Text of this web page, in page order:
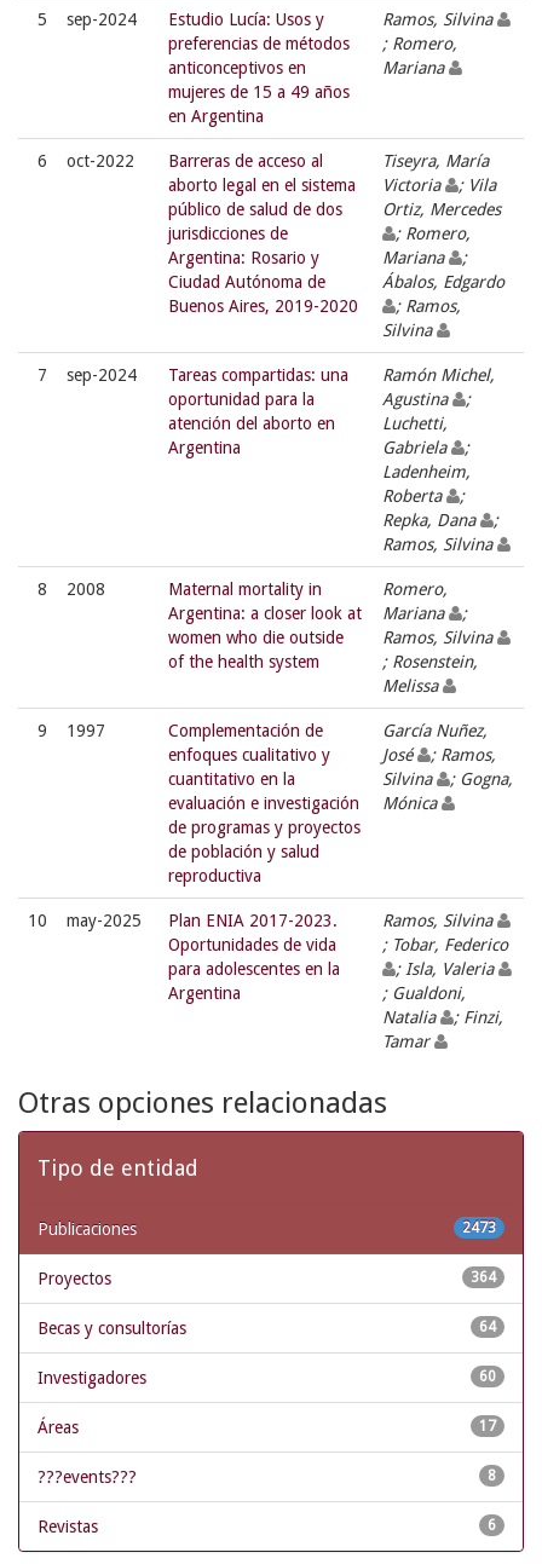
5 sep-2024
Estudio Lucía: Usos y
preferencias de métodos
anticonceptivos en
mujeres de 15 a 49 años
en Argentina
Ramos, Silvina
; Romero,
Mariana
6 oct-2022
Barreras de acceso al
aborto legal en el sistema
público de salud de dos
jurisdicciones de
Argentina: Rosario y
Ciudad Autónoma de
Buenos Aires, 2019-2020
Tiseyra, María
Victoria
; Vila
Ortiz, Mercedes
; Romero,
Mariana
;
Ábalos, Edgardo
; Ramos,
Silvina
7 sep-2024
Tareas compartidas: una
oportunidad para la
atención del aborto en
Argentina
Ramón Michel,
Agustina
;
Luchetti,
Gabriela
;
Ladenheim,
Roberta
;
Repka, Dana
;
Ramos, Silvina
8 2008
Maternal mortality in
Argentina: a closer look at
women who die outside
of the health system
Romero,
Mariana
;
Ramos, Silvina
; Rosenstein,
Melissa
9 1997
Complementación de
enfoques cualitativo y
cuantitativo en la
evaluación e investigación
de programas y proyectos
de población y salud
reproductiva
García Nuñez,
José
; Ramos,
Silvina
; Gogna,
Mónica
10 may-2025
Plan ENIA 2017-2023.
Oportunidades de vida
para adolescentes en la
Argentina
Ramos, Silvina
; Tobar, Federico
; Isla, Valeria
; Gualdoni,
Natalia
; Finzi,
Tamar
Otras opciones relacionadas
Tipo de entidad
2473
Publicaciones
364
Proyectos
64
Becas y consultorías
60
Investigadores
17
Áreas
8
???events???
6
Revistas